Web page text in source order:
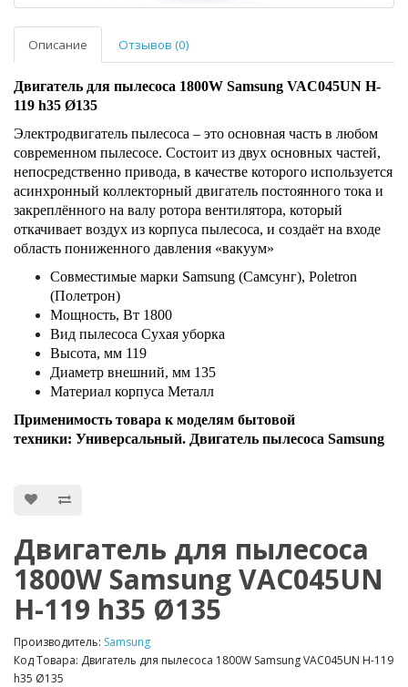
Описание Отзывов (0)
Двигатель для пылесоса 1800W Samsung VAC045UN H-
119 h35 Ø135
Электродвигатель пылесоса – это основная часть в любом
современном пылесосе. Состоит из двух основных частей,
непосредственно привода, в качестве которого используется
асинхронный коллекторный двигатель постоянного тока и
закреплённого на валу ротора вентилятора, который
откачивает воздух из корпуса пылесоса, и создаёт на входе
область пониженного давления «вакуум»
Совместимые марки Samsung (Самсунг), Poletron
(Полетрон)
Мощность, Вт 1800
Вид пылесоса Сухая уборка
Высота, мм 119
Диаметр внешний, мм 135
Материал корпуса Металл
Применимость товара к моделям бытовой
техники: Универсальный. Двигатель пылесоса Samsung
Двигатель для пылесоса
1800W Samsung VAC045UN
H-119 h35 Ø135
Производитель: Samsung
Код Товара: Двигатель для пылесоса 1800W Samsung VAC045UN H-119
h35 Ø135